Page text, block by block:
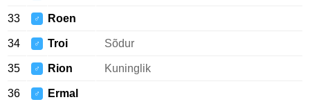
33 ♂ Roen
34 ♂ Troi Sõdur
35 ♂ Rion Kuninglik
36 ♂ Ermal